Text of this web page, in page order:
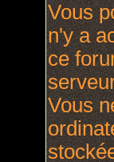
Vous
n'y a
ce
Vous